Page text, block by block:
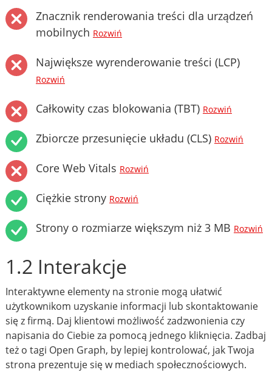
Znacznik renderowania treści dla urządzeń
mobilnych Rozwiń
Największe wyrenderowanie treści (LCP)
Rozwiń
Całkowity czas blokowania (TBT) Rozwiń
Zbiorcze przesunięcie układu (CLS) Rozwiń
Core Web Vitals Rozwiń
Ciężkie strony Rozwiń
Strony o rozmiarze większym niż 3 MB Rozwiń
1.2 Interakcje
Interaktywne elementy na stronie mogą ułatwić
użytkownikom uzyskanie informacji lub skontaktowanie
się z firmą. Daj klientowi możliwość zadzwonienia czy
napisania do Ciebie za pomocą jednego kliknięcia. Zadbaj
też o tagi Open Graph, by lepiej kontrolować, jak Twoja
strona prezentuje się w mediach społecznościowych.